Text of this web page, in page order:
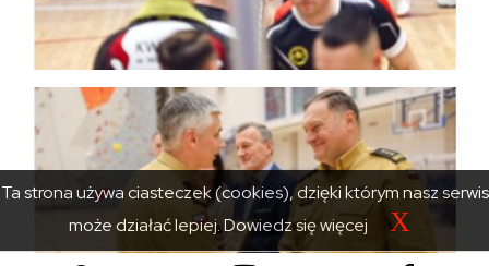
Ta strona używa ciasteczek (cookies), dzięki którym nasz serwis
może działać lepiej.Dowiedz się więcej X